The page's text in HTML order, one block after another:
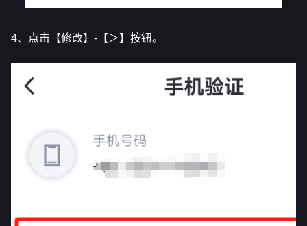
4、点击【修改】-【＞】按钮。